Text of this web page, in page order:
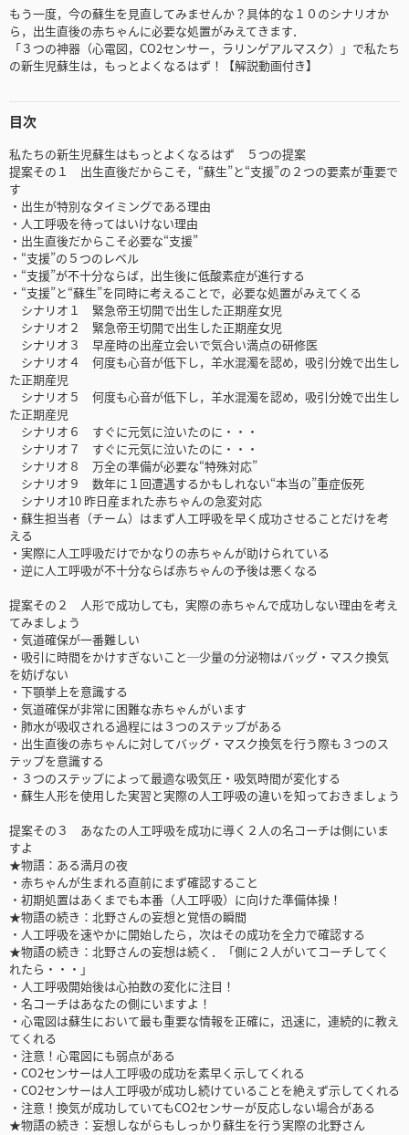
もう一度，今の蘇生を見直してみませんか？具体的な１０のシナリオか
ら，出生直後の赤ちゃんに必要な処置がみえてきます．
「３つの神器（心電図，CO2センサー，ラリンゲアルマスク）」で私たち
の新生児蘇生は，もっとよくなるはず！【解説動画付き】
目次
私たちの新生児蘇生はもっとよくなるはず ５つの提案
提案その１ 出生直後だからこそ，“蘇生”と“支援”の２つの要素が重要で
す
・出生が特別なタイミングである理由
・人工呼吸を待ってはいけない理由
・出生直後だからこそ必要な“支援”
・“支援”の５つのレベル
・“支援”が不十分ならば，出生後に低酸素症が進行する
・“支援”と“蘇生”を同時に考えることで，必要な処置がみえてくる
シナリオ１ 緊急帝王切開で出生した正期産女児
シナリオ２ 緊急帝王切開で出生した正期産女児
シナリオ３ 早産時の出産立会いで気合い満点の研修医
シナリオ４ 何度も心音が低下し，羊水混濁を認め，吸引分娩で出生し
た正期産児
シナリオ５ 何度も心音が低下し，羊水混濁を認め，吸引分娩で出生し
た正期産児
シナリオ６ すぐに元気に泣いたのに・・・
シナリオ７ すぐに元気に泣いたのに・・・
シナリオ８ 万全の準備が必要な“特殊対応”
シナリオ９ 数年に１回遭遇するかもしれない“本当の”重症仮死
シナリオ10 昨日産まれた赤ちゃんの急変対応
・蘇生担当者（チーム）はまず人工呼吸を早く成功させることだけを考
える
・実際に人工呼吸だけでかなりの赤ちゃんが助けられている
・逆に人工呼吸が不十分ならば赤ちゃんの予後は悪くなる
提案その２ 人形で成功しても，実際の赤ちゃんで成功しない理由を考え
てみましょう
・気道確保が一番難しい
・吸引に時間をかけすぎないこと─少量の分泌物はバッグ・マスク換気
を妨げない
・下顎挙上を意識する
・気道確保が非常に困難な赤ちゃんがいます
・肺水が吸収される過程には３つのステップがある
・出生直後の赤ちゃんに対してバッグ・マスク換気を行う際も３つのス
テップを意識する
・３つのステップによって最適な吸気圧・吸気時間が変化する
・蘇生人形を使用した実習と実際の人工呼吸の違いを知っておきましょう
提案その３ あなたの人工呼吸を成功に導く２人の名コーチは側にいま
すよ
★物語：ある満月の夜
・赤ちゃんが生まれる直前にまず確認すること
・初期処置はあくまでも本番（人工呼吸）に向けた準備体操！
★物語の続き：北野さんの妄想と覚悟の瞬間
・人工呼吸を速やかに開始したら，次はその成功を全力で確認する
★物語の続き：北野さんの妄想は続く．「側に２人がいてコーチしてく
れたら・・・」
・人工呼吸開始後は心拍数の変化に注目！
・名コーチはあなたの側にいますよ！
・心電図は蘇生において最も重要な情報を正確に，迅速に，連続的に教え
てくれる
・注意！心電図にも弱点がある
・CO2センサーは人工呼吸の成功を素早く示してくれる
・CO2センサーは人工呼吸が成功し続けていることを絶えず示してくれる
・注意！換気が成功していてもCO2センサーが反応しない場合がある
★物語の続き：妄想しながらもしっかり蘇生を行う実際の北野さん